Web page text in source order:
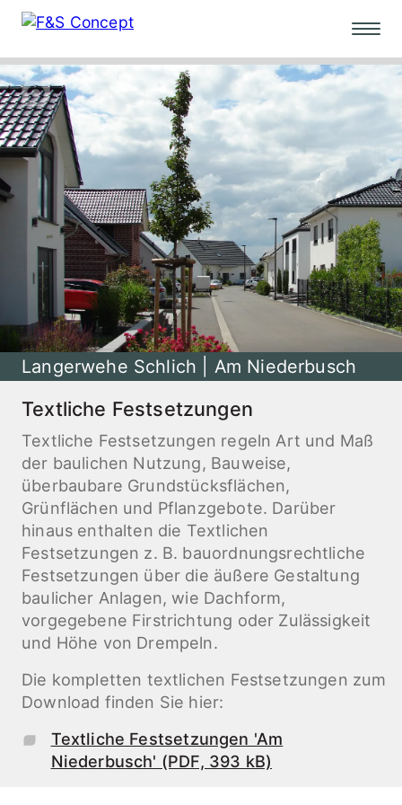
Langerwehe Schlich | Am Niederbusch
Textliche Festsetzungen
Textliche Festsetzungen regeln Art und Maß
der baulichen Nutzung, Bauweise,
überbaubare Grundstücksflächen,
Grünflächen und Pflanzgebote. Darüber
hinaus enthalten die Textlichen
Festsetzungen z. B. bauordnungsrechtliche
Festsetzungen über die äußere Gestaltung
baulicher Anlagen, wie Dachform,
vorgegebene Firstrichtung oder Zulässigkeit
und Höhe von Drempeln.
Die kompletten textlichen Festsetzungen zum
Download finden Sie hier:
Textliche Festsetzungen 'Am
Niederbusch' (PDF, 393 kB)